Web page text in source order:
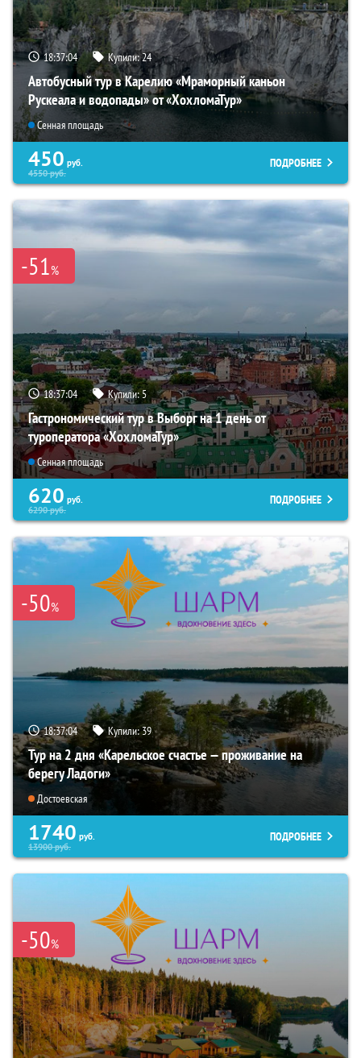
18:37:02 Купили:24
Автобусный тур в Карелию «Мраморный каньон
Рускеала и водопады» от «ХохломаТур»
Сенная площадь
450 руб.
4550руб.
ПОДРОБНЕЕ
-51%
18:37:02 Купили:5
Гастрономический тур в Выборг на 1 день от
туроператора «ХохломаТур»
Сенная площадь
620 руб.
6290руб.
ПОДРОБНЕЕ
-50%
18:37:02 Купили:39
Тур на 2 дня «Карельское счастье — проживание на
берегу Ладоги»
Достоевская
1740 руб.
13900руб.
ПОДРОБНЕЕ
-50%